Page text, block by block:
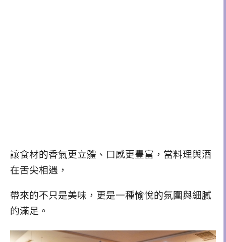
讓食材的香氣更立體、口感更豐富， 當料理與酒
在舌尖相遇，
帶來的不只是美味，更是一種愉悅的氛圍與細膩
的滿足。